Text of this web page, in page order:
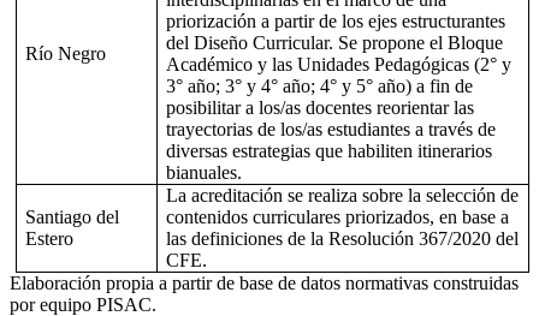
Río Negro
priorización a partir de los ejes estructurantes
del Diseño Curricular. Se propone el Bloque
Académico y las Unidades Pedagógicas (2° y
3° año; 3° y 4° año; 4° y 5° año) a fin de
posibilitar a los/as docentes reorientar las
trayectorias de los/as estudiantes a través de
diversas estrategias que habiliten itinerarios
bianuales.
Santiago del
Estero
La acreditación se realiza sobre la selección de
contenidos curriculares priorizados, en base a
las definiciones de la Resolución 367/2020 del
CFE.
Elaboración propia a partir de base de datos normativas construidas
por equipo PISAC.